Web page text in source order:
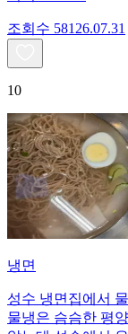
조회수 581 26.07.31
10
냉면
성수 냉면집에서
물냉은 슴슴한 평